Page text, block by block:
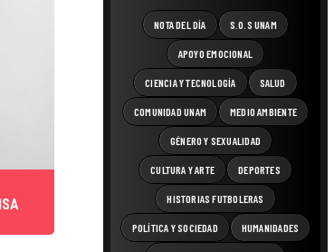
NOTA DEL DÍA S.O.S UNAM
APOYO EMOCIONAL
CIENCIA Y TECNOLOGÍA SALUD
COMUNIDAD UNAM MEDIO AMBIENTE
GÉNERO Y SEXUALIDAD
CULTURA Y ARTE DEPORTES
HISTORIAS FUTBOLERAS
POLÍTICA Y SOCIEDAD HUMANIDADES